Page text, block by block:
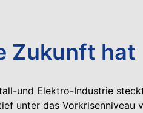
Zukunft hat
und Elektro-Industrie
unter das Vorkrisenniveau